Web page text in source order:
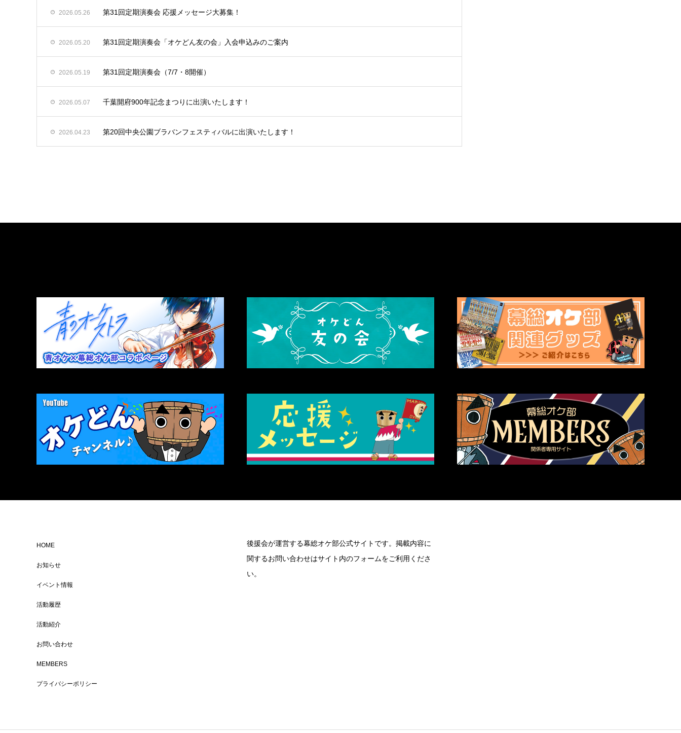
2026.05.26 第31回定期演奏会 応援メッセージ大募集！
2026.05.20 第31回定期演奏会「オケどん友の会」入会申込みのご案内
2026.05.19 第31回定期演奏会（7/7・8開催）
2026.05.07 千葉開府900年記念まつりに出演いたします！
2026.04.23 第20回中央公園ブラバンフェスティバルに出演いたします！
HOME
お知らせ
イベント情報
活動履歴
活動紹介
お問い合わせ
MEMBERS
プライバシーポリシー
後援会が運営する幕総オケ部公式サイトです。掲載内容に
関するお問い合わせはサイト内のフォームをご利用くださ
い。